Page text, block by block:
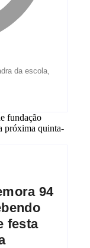
da escola,
94
festa